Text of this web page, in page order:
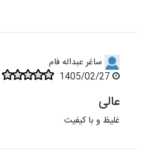
ساغر عبداله فام
عالی
غلیظ و با کیفیت